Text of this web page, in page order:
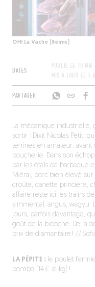
OH! La Vache (Reims)
DATES
PUBLIÉ LE
10
MIS À JOUR LE 5
PARTAGER
La mécanique industrielle,
sortir ! Dixit Nicolas Petit,
terrines en amateur,
boucherie. Dans son
par les étals de barbaque
Miéral, porc bien élevé
croûte, canette princière,
affaire reste ici les trains
simmental, angus, wagyu.
jours, parfois davantage,
goût de la bidoche. De la
prix de diamantaire ! //
LA PÉPITE :le poulet
bombe (14 € le kg) !